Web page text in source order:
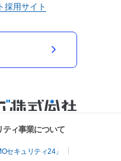
採用サイト
ティ事業について
セキュリティ24」